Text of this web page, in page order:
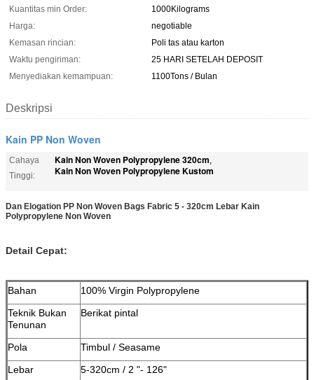
Kuantitas min Order:
1000Kilograms
Harga:
negotiable
Kemasan rincian:
Poli tas atau karton
Waktu pengiriman:
25 HARI SETELAH DEPOSIT
Menyediakan kemampuan:
1100Tons / Bulan
Deskripsi
Kain PP Non Woven
Cahaya
Tinggi:
Kain Non Woven Polypropylene 320cm,
Kain Non Woven Polypropylene Kustom
Dan Elogation PP Non Woven Bags Fabric 5 - 320cm Lebar Kain
Polypropylene Non Woven
Detail Cepat:
Bahan
100% Virgin Polypropylene
Teknik Bukan
Tenunan
Berikat pintal
Pola
Timbul / Seasame
Lebar
5-320cm / 2 "- 126"